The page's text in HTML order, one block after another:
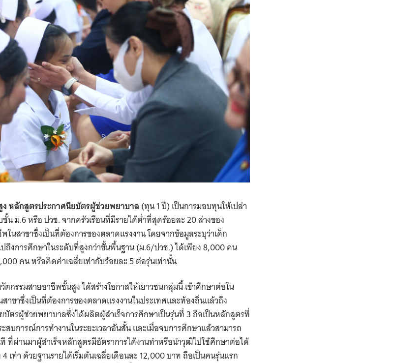
หลักสูตรประกาศนียบัตรผู้ช่วยพยาบาล (ทุน 1 ปี) เป็นการมอบทุนให้เปล่า
ม.6 หรือ ปวช. จากครัวเรือนที่มีรายได้ต่ำที่สุดร้อยละ 20 ล่างของ
นสาขาซึ่งเป็นที่ต้องการของตลาดแรงงาน โดยจากข้อมูลระบุว่าเด็ก
ปถึงการศึกษาในระดับที่สูงกว่าขั้นพื้นฐาน (ม.6/ปวช.) ได้เพียง 8,000 คน
คน หรือคิดค่าเฉลี่ยเท่ากับร้อยละ 5 ต่อรุ่นเท่านั้น
กรรมสายอาชีพชั้นสูง ได้สร้างโอกาสให้เยาวชนกลุ่มนี้ เข้าศึกษาต่อใน
ขาซึ่งเป็นที่ต้องการของตลาดแรงงานในประเทศและท้องถิ่นแล้วถึง
ตรผู้ช่วยพยาบาลซึ่งได้ผลิตผู้สำเร็จการศึกษาเป็นรุ่นที่ 3 ถือเป็นหลักสูตรที่
สบการณ์การทำงานในระยะเวลาอันสั้น และเมื่อจบการศึกษาแล้วสามารถ
ที่ผ่านมาผู้สำเร็จหลักสูตรมีอัตราการได้งานทำหรือนำวุฒิไปใช้ศึกษาต่อได้
เท่า ด้วยฐานรายได้เริ่มต้นเฉลี่ยเดือนละ 12,000 บาท ถือเป็นคนรุ่นแรก